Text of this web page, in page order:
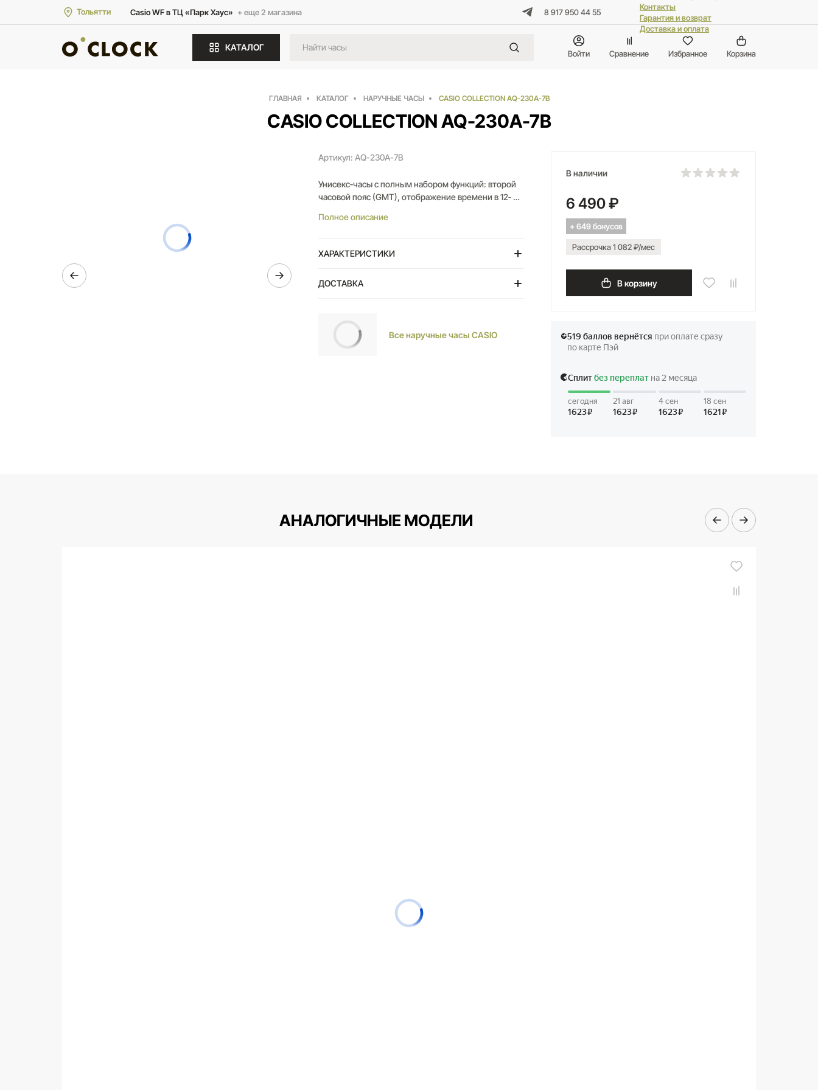
Тольятти Casio WF в ТЦ «Парк Хаус» + еще 2 магазина 8 917 950 44 55
Контакты
Гарантия и возврат
Доставка и оплата
КАТАЛОГ
Войти Сравнение Избранное Корзина
ГЛАВНАЯ КАТАЛОГ НАРУЧНЫЕ ЧАСЫ CASIO COLLECTION AQ-230A-7B
CASIO COLLECTION AQ-230A-7B
Артикул: AQ-230A-7B
Унисекс‑часы с полным набором функций: второй
часовой пояс (GMT), отображение времени в 12‑ и
1/100 с и максимальным временем измерения 1 час,
Энергопитание — батарея с ресурсом примерно 3
года. Стальной браслет с регулируемой застёжкой.
Полное описание
ХАРАКТЕРИСТИКИ
ДОСТАВКА
Все наручные часы CASIO
В наличии
6 490 ₽
+ 649 бонусов
Рассрочка 1 082 ₽/мес
В корзину
АНАЛОГИЧНЫЕ МОДЕЛИ